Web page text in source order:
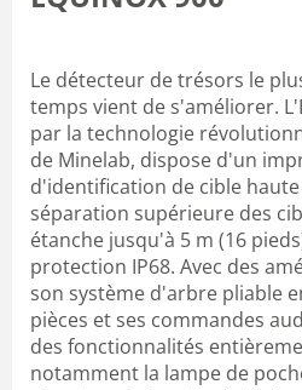
Le détecteur de trésors le
temps vient de s'améliorer.
par la technologie
de Minelab, dispose d'un
d'identification de cible
séparation supérieure des
étanche jusqu'à 5 m (16
protection IP68. Avec des
son système d'arbre pliable
pièces et ses commandes
des fonctionnalités
notamment la lampe de